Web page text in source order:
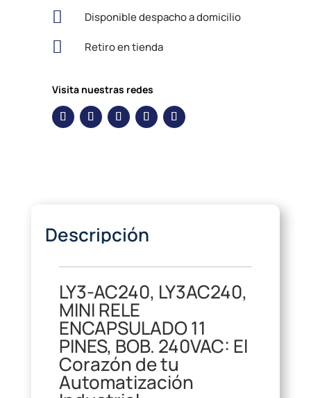
 Disponible despacho a domicilio
 Retiro en tienda
Visita nuestras redes
Descripción
LY3-AC240, LY3AC240,
MINI RELE
ENCAPSULADO 11
PINES, BOB. 240VAC: El
Corazón de tu
Automatización